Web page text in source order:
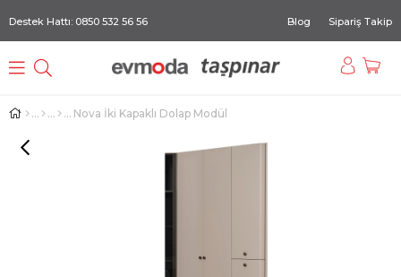
Destek Hattı: 0850 532 56 56 Blog Sipariş Takip
Nova İki Kapaklı Dolap Modül